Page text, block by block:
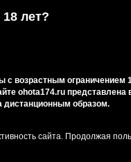
лет?
с возрастным
ohota174.ru представлена
дистанционным образом.
сайта. Продолжая